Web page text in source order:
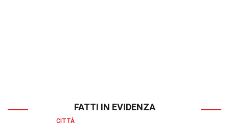
FATTI IN EVIDENZA
CITTÀ